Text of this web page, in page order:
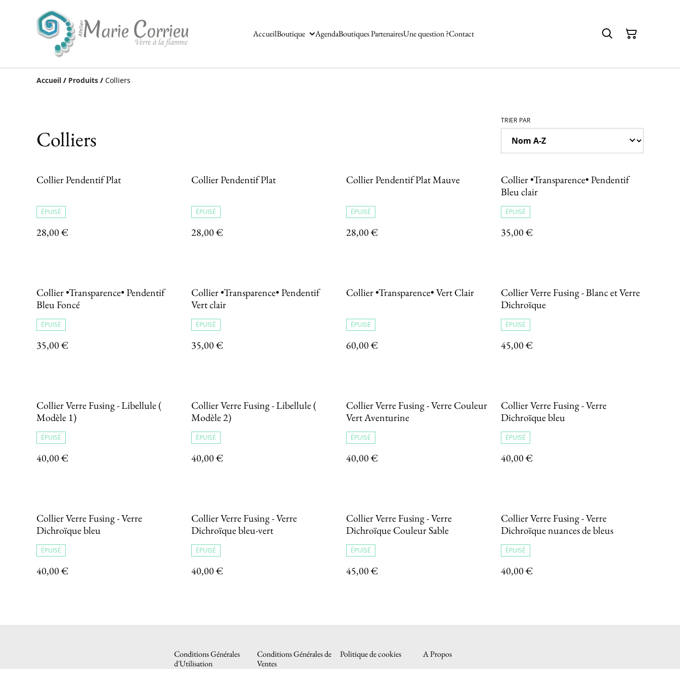
AccueilBoutique AgendaBoutiques PartenairesUne question ?Contact
Accueil / Produits / Colliers
Colliers
TRIER PAR
Collier Pendentif Plat
ÉPUISÉ
28,00 €
Collier Pendentif Plat
ÉPUISÉ
28,00 €
Collier Pendentif Plat Mauve
ÉPUISÉ
28,00 €
Collier •Transparence• Pendentif
Bleu clair
ÉPUISÉ
35,00 €
Collier •Transparence• Pendentif
Bleu Foncé
ÉPUISÉ
35,00 €
Collier •Transparence• Pendentif
Vert clair
ÉPUISÉ
35,00 €
Collier •Transparence• Vert Clair
ÉPUISÉ
60,00 €
Collier Verre Fusing - Blanc et Verre
Dichroïque
ÉPUISÉ
45,00 €
Collier Verre Fusing - Libellule (
Modèle 1)
ÉPUISÉ
40,00 €
Collier Verre Fusing - Libellule (
Modèle 2)
ÉPUISÉ
40,00 €
Collier Verre Fusing - Verre Couleur
Vert Aventurine
ÉPUISÉ
40,00 €
Collier Verre Fusing - Verre
Dichroïque bleu
ÉPUISÉ
40,00 €
Collier Verre Fusing - Verre
Dichroïque bleu
ÉPUISÉ
40,00 €
Collier Verre Fusing - Verre
Dichroïque bleu-vert
ÉPUISÉ
40,00 €
Collier Verre Fusing - Verre
Dichroïque Couleur Sable
ÉPUISÉ
45,00 €
Collier Verre Fusing - Verre
Dichroïque nuances de bleus
ÉPUISÉ
40,00 €
Conditions Générales
d'Utilisation
Conditions Générales de
Ventes
Politique de cookies A Propos